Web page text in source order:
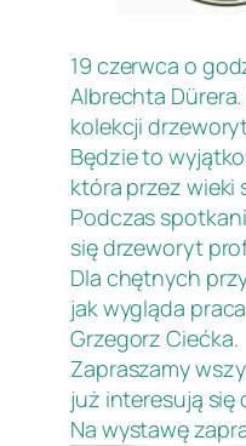
19 czerwca o
Albrechta
kolekcji
Będzie to
która przez wieki
Podczas
się drzeworyt
Dla chętnych
jak wygląda
Grzegorz Ciećka.
Zapraszamy
już interesują się
Na wystawę